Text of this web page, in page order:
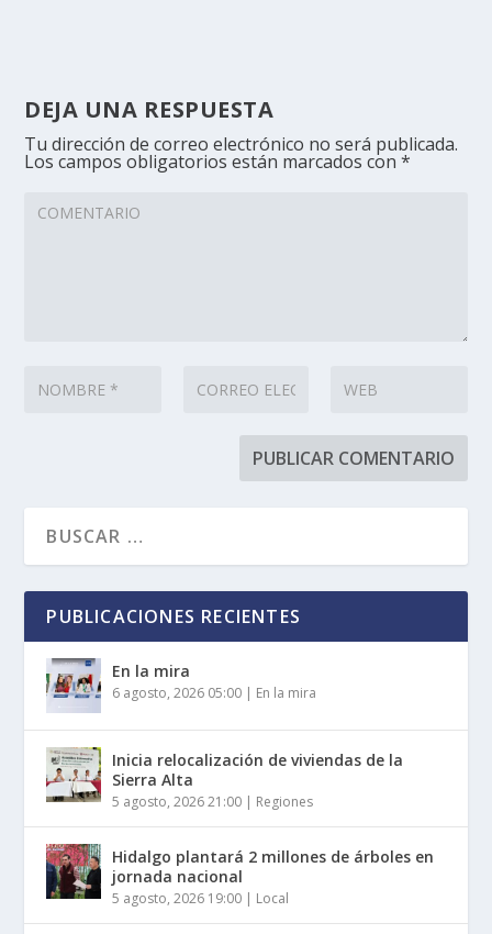
DEJA UNA RESPUESTA
Tu dirección de correo electrónico no será publicada.
Los campos obligatorios están marcados con*
PUBLICACIONES RECIENTES
En la mira
6 agosto, 2026 05:00 | En la mira
Inicia relocalización de viviendas de la
Sierra Alta
5 agosto, 2026 21:00 | Regiones
Hidalgo plantará 2 millones de árboles en
jornada nacional
5 agosto, 2026 19:00 | Local